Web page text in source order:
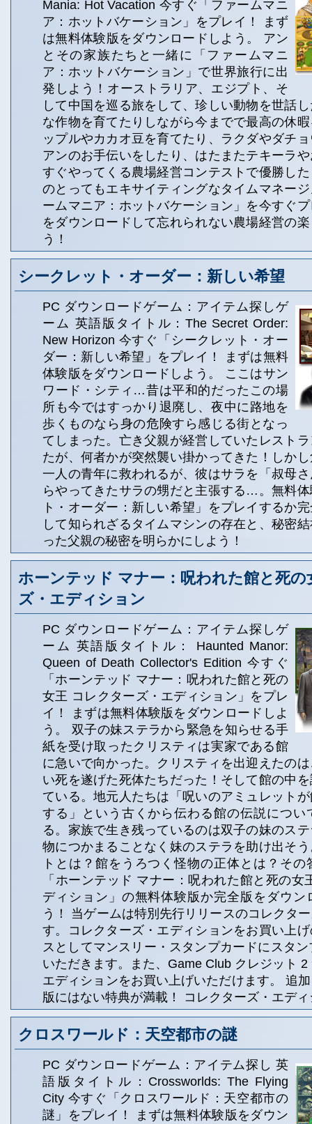
Mania: Hot Vacation 今すぐ「ファームマニ
ア：ホットバケーション」をプレイ！ まず
は無料体験版をダウンロードしよう。 アン
とその家族たちと一緒に「ファームマニ
ア：ホットバケーション」で世界旅行に出
発しよう！オーストラリア、エジプト、そ
して中国を巡る旅をして、珍しい動物を世話
な作物を育てたりしながら今までで最高の休
ップルやカカオ豆を育てたり、ラクダやダチ
アンのお手伝いをしたり、はたまたテキーラ
すぐやってくる農場経営コンテストで優勝し
のとってもエキサイティングなタイムマネー
ームマニア：ホットバケーション」を今すぐ
をダウンロードして忘れられない農場経営の
う！
シークレット・オーダー：新しい希望
PC ダウンロードゲーム：アイテム探しゲ
ーム 英語版タイトル：The Secret Order:
New Horizon 今すぐ「シークレット・オー
ダー：新しい希望」をプレイ！ まずは無料
体験版をダウンロードしよう。 ここはサン
ワード・シティ…昔は平和的だったこの場
所も今ではすっかり退廃し、夜中に路地を
歩くものなら身の危険すら感じる街となっ
てしまった。亡き父親が経営していたレスト
たが、何者かが突然襲い掛かってきた！しか
一人の青年に救われるが、彼はサラを「叔母
らやってきたサラの甥だと主張する…。無料
ト・オーダー：新しい希望」をプレイするか
して知られざるタイムマシンの存在と、秘密
った父親の秘密を明らかにしよう！
ホーンテッド マナー：呪われた館と死の
ズ・エディション
PC ダウンロードゲーム：アイテム探しゲ
ーム 英語版タイトル： Haunted Manor:
Queen of Death Collector's Edition 今すぐ
「ホーンテッド マナー：呪われた館と死の
女王 コレクターズ・エディション」をプレ
イ！ まずは無料体験版をダウンロードしよ
う。 双子の妹ステラから緊急を知らせる手
紙を受け取ったクリスティは実家である館
に急いで向かった。クリスティを出迎えたの
い死を遂げた死体たちだった！そして館の中
ている。地元人たちは「呪いのアミュレット
する」という古くから伝わる館の伝説につい
る。家族で生き残っているのは双子の妹のス
物につかまることなく妹のステラを助け出そ
トとは？館をうろつく怪物の正体とは？そ
「ホーンテッド マナー：呪われた館と死の女
ディション」の無料体験版か完全版をダウン
う！ 当ゲームは特別先行リリースのコレクタ
す。コレクターズ・エディションをお買い上
スとしてマンスリー・スタンプカードにスタ
いただきます。また、Game Club クレジット
エディションをお買い上げいただけます。 追
版にはない特典が満載！ コレクターズ・エデ
クロスワールド：天空都市の謎
PC ダウンロードゲーム：アイテム探し 英
語版タイトル：Crossworlds: The Flying
City 今すぐ「クロスワールド：天空都市の
謎」をプレイ！ まずは無料体験版をダウン